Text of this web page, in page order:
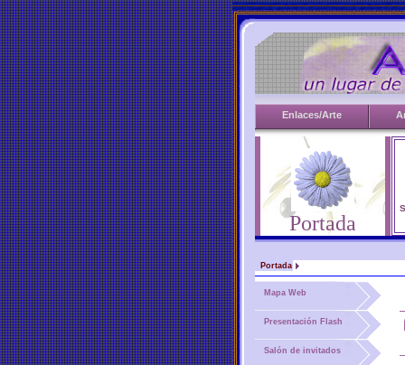
Enlaces/Arte
Portada
Portada
Mapa Web
Presentación Flash
Salón de invitados